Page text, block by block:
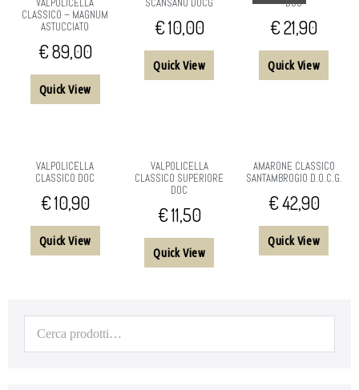
CLASSICO – MAGNUM
ASTUCCIATO
€89,00
Quick View
€10,00
Quick View
€21,90
Quick View
VALPOLICELLA
CLASSICO DOC
€10,90
Quick View
VALPOLICELLA
CLASSICO SUPERIORE
DOC
€11,50
Quick View
AMARONE CLASSICO
SANTAMBROGIO D.O.C.G.
€42,90
Quick View